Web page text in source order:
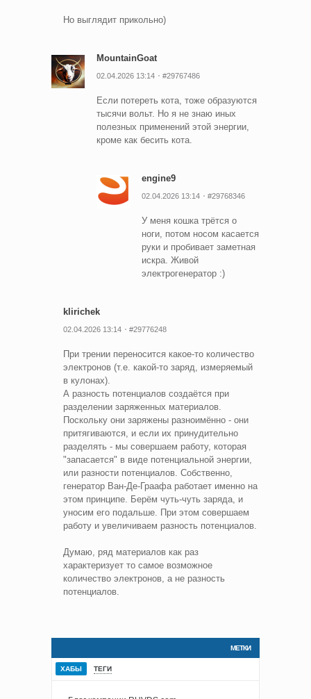
Но выглядит прикольно)
MountainGoat
02.04.2026 13:14 #29767486
Если потереть кота, тоже образуются
тысячи вольт. Но я не знаю иных
полезных применений этой энергии,
кроме как бесить кота.
engine9
02.04.2026 13:14 #29768346
У меня кошка трётся о
ноги, потом носом касается
руки и пробивает заметная
искра. Живой
электрогенератор :)
klirichek
02.04.2026 13:14 #29776248
При трении переносится какое-то количество
электронов (т.е. какой-то заряд, измеряемый
в кулонах).
А разность потенциалов создаётся при
разделении заряженных материалов.
Поскольку они заряжены разноимённо - они
притягиваются, и если их принудительно
разделять - мы совершаем работу, которая
"запасается" в виде потенциальной энергии,
или разности потенциалов. Собственно,
генератор Ван-Де-Граафа работает именно на
этом принципе. Берём чуть-чуть заряда, и
уносим его подальше. При этом совершаем
работу и увеличиваем разность потенциалов.
Думаю, ряд материалов как раз
характеризует то самое возможное
количество электронов, а не разность
потенциалов.
МЕТКИ
ХАБЫ ТЕГИ